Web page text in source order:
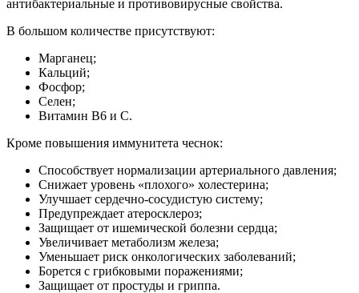
антибактериальные и противовирусные свойства.
В большом количестве присутствуют:
Марганец;
Кальций;
Фосфор;
Селен;
Витамин В6 и С.
Кроме повышения иммунитета чеснок:
Способствует нормализации артериального давления;
Снижает уровень «плохого» холестерина;
Улучшает сердечно-сосудистую систему;
Предупреждает атеросклероз;
Защищает от ишемической болезни сердца;
Увеличивает метаболизм железа;
Уменьшает риск онкологических заболеваний;
Борется с грибковыми поражениями;
Защищает от простуды и гриппа.